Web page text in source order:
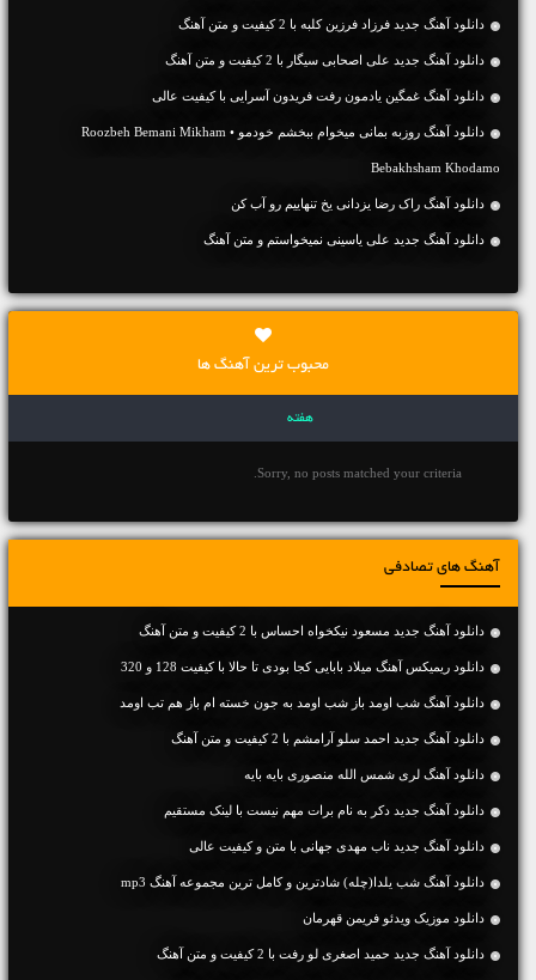
دانلود آهنگ جديد فرزاد فرزین کلبه با 2 کیفیت و متن آهنگ
دانلود آهنگ جديد علی اصحابی سیگار با 2 کیفیت و متن آهنگ
دانلود آهنگ غمگین یادمون رفت فریدون آسرایی با کیفیت عالی
دانلود آهنگ روزبه بمانی میخوام ببخشم خودمو • Roozbeh Bemani Mikham
Bebakhsham Khodamo
دانلود آهنگ راک رضا یزدانی یخ تنهاییم رو آب کن
دانلود آهنگ جديد علی یاسینی نمیخواستم و متن آهنگ
محبوب ترین آهنگ ها
هفته
Sorry, no posts matched your criteria.
آهنگ های تصادفی
دانلود آهنگ جديد مسعود نیکخواه احساس با 2 کیفیت و متن آهنگ
دانلود ریمیکس آهنگ میلاد بابایی کجا بودی تا حالا با کیفیت 128 و 320
دانلود آهنگ شب اومد باز شب اومد به جون خسته ام باز هم تب اومد
دانلود آهنگ جديد احمد سلو آرامشم با 2 کیفیت و متن آهنگ
دانلود آهنگ لری شمس الله منصوری بایه بایه
دانلود آهنگ جديد دکر به نام برات مهم نیست با لینک مستقیم
دانلود آهنگ جديد ناب مهدی جهانی با متن و کیفیت عالی
دانلود آهنگ شب یلدا(چله) شادترین و کامل ترین مجموعه آهنگ mp3
دانلود موزیک ویدئو فریمن قهرمان
دانلود آهنگ جديد حمید اصغری لو رفت با 2 کیفیت و متن آهنگ